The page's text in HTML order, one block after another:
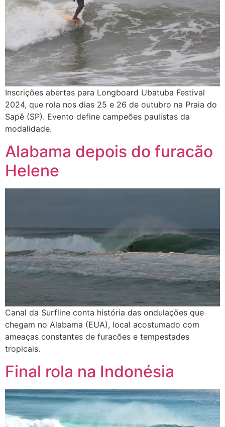
Inscrições abertas para Longboard Ubatuba Festival
2024, que rola nos dias 25 e 26 de outubro na Praia do
Sapê (SP). Evento define campeões paulistas da
modalidade.
Alabama depois do furacão
Helene
Canal da Surfline conta história das ondulações que
chegam no Alabama (EUA), local acostumado com
ameaças constantes de furacões e tempestades
tropicais.
Final rola na Indonésia